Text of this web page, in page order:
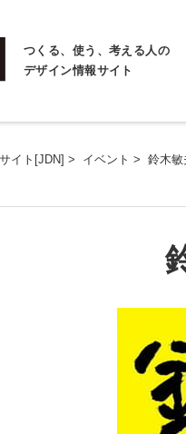
つくる、使う、考える人の
デザイン情報サイト
イト[JDN] > イベント > 鈴木敏